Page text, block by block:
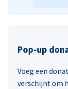
Pop-up
Voeg een
verschijnt om